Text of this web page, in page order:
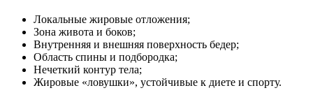
Локальные жировые отложения;
Зона живота и боков;
Внутренняя и внешняя поверхность бедер;
Область спины и подбородка;
Нечеткий контур тела;
Жировые «ловушки», устойчивые к диете и спорту.